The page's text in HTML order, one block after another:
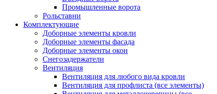
Промышленные ворота
Рольставни
Комплектующие
Доборные элементы кровли
Доборные элементы фасада
Доборные элементы окон
Снегозадержатели
Вентиляция
Вентиляция для любого вида кровли
Вентиляция для профлиста (все элементы)